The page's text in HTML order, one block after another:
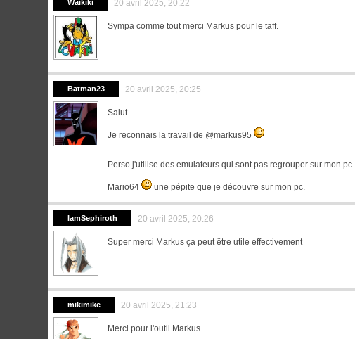
Waikiki 20 avril 2025, 20:22
Sympa comme tout merci Markus pour le taff.
Batman23 20 avril 2025, 20:25
Salut
Je reconnais la travail de @markus95
Perso j'utilise des emulateurs qui sont pas regrouper sur mon pc.
Mario64 une pépite que je découvre sur mon pc.
IamSephiroth 20 avril 2025, 20:26
Super merci Markus ça peut être utile effectivement
mikimike 20 avril 2025, 21:23
Merci pour l'outil Markus